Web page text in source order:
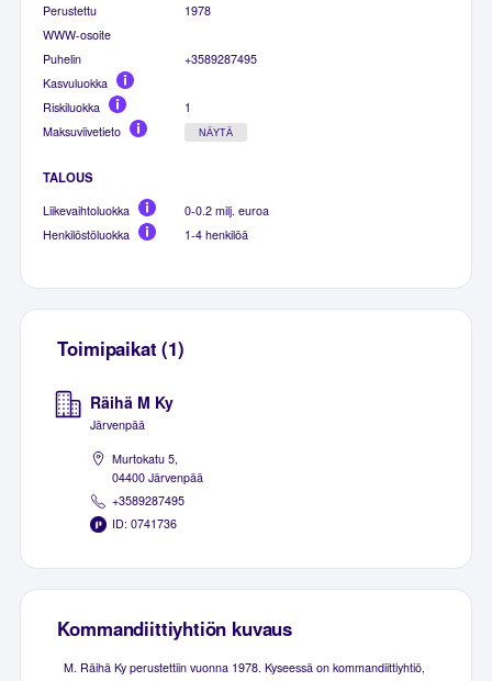
Perustettu
1978
WWW-osoite
Puhelin
+3589287495
Kasvuluokka
Riskiluokka
1
Maksuviivetieto
NÄYTÄ
TALOUS
Liikevaihtoluokka
0-0.2 milj. euroa
Henkilöstöluokka
1-4 henkilöä
Toimipaikat (1)
Räihä M Ky
Järvenpää
Murtokatu 5,
04400 Järvenpää
+3589287495
ID: 0741736
Kommandiittiyhtiön kuvaus
M. Räihä Ky perustettiin vuonna 1978. Kyseessä on kommandiittiyhtiö,